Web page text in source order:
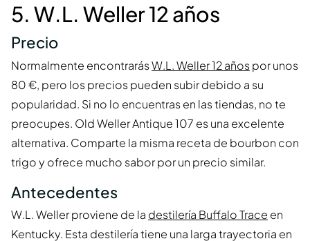
5. W.L. Weller 12 años
Precio
Normalmente encontrarásW.L. Weller 12 añospor unos
80 €, pero los precios pueden subir debido a su
popularidad. Si no lo encuentras en las tiendas, no te
preocupes. Old Weller Antique 107 es una excelente
alternativa. Comparte la misma receta de bourbon con
trigo y ofrece mucho sabor por un precio similar.
Antecedentes
W.L. Weller proviene de la destilería Buffalo Trace en
Kentucky. Esta destilería tiene una larga trayectoria en